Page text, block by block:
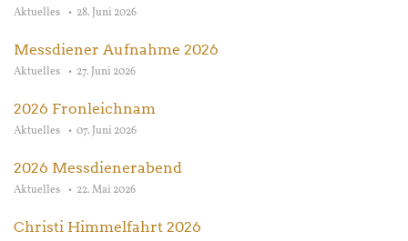
Aktuelles 28. Juni 2026
Messdiener Aufnahme 2026
Aktuelles 27. Juni 2026
2026 Fronleichnam
Aktuelles 07. Juni 2026
2026 Messdienerabend
Aktuelles 22. Mai 2026
Christi Himmelfahrt 2026